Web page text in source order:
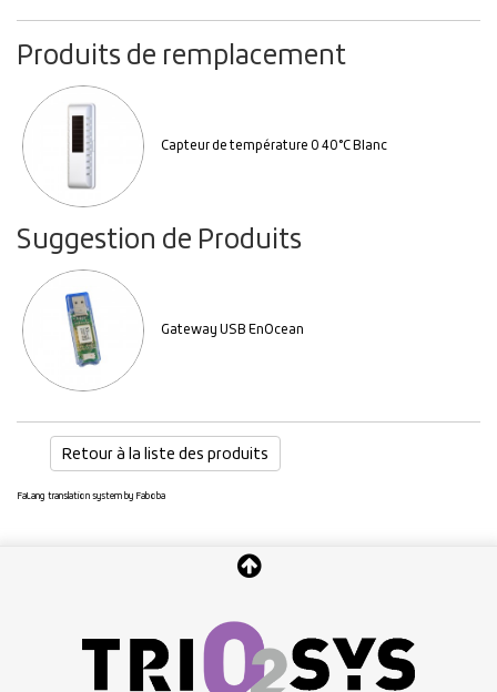
Produits de remplacement
Capteur de température 0 40°C Blanc
Suggestion de Produits
Gateway USB EnOcean
Retour à la liste des produits
FaLang translation system by Faboba